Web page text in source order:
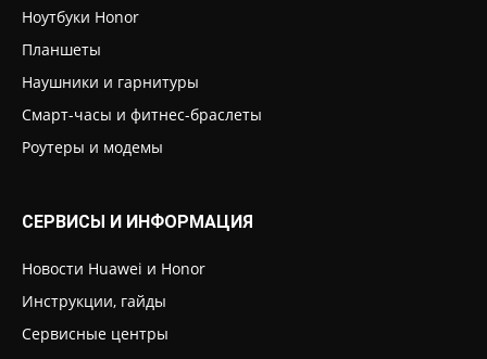
Ноутбуки Honor
Планшеты
Наушники и гарнитуры
Смарт-часы и фитнес-браслеты
Роутеры и модемы
СЕРВИСЫ И ИНФОРМАЦИЯ
Новости Huawei и Honor
Инструкции, гайды
Сервисные центры